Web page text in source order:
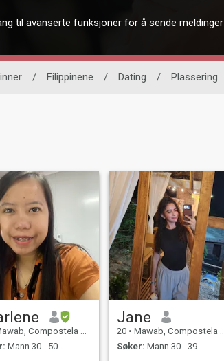
til avanserte funksjoner for å sende meldinger
/ Filippinene / Dating / Plassering
Compostela Valley, Filippinene
Mann 30 - 50
Jane
20 • Mawab, Compostela Valley, Filippinene
Søker: Mann 30 - 39